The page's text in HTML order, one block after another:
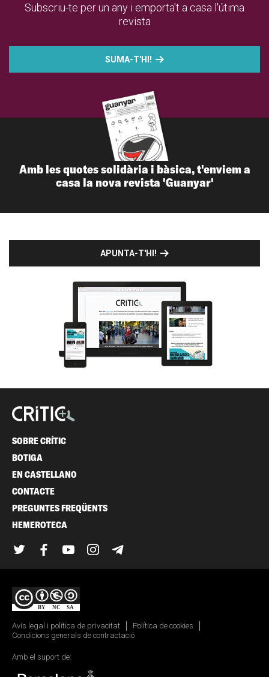
Subscriu-te per un any i emporta't a casa l'útima
revista
SUMA-T'HI!
Amb les quotes solidària i bàsica, t'enviem a
casa la nova revista 'Guanyar'
APUNTA-T'HI!
SOBRE CRÍTIC
BOTIGA
EN CASTELLANO
CONTACTE
PREGUNTES FREQÜENTS
HEMEROTECA
TwitterFacebook
YouTubeInstagram
Avís legal i política de privacitat
Política de cookies
Condicions generals de contractació
Amb el suport de: